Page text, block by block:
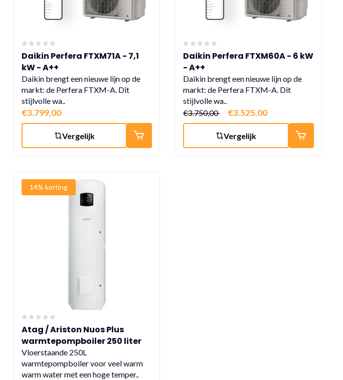
Daikin Perfera FTXM71A - 7,1
kW - A++
Daikin brengt een nieuwe lijn op de
markt: de Perfera FTXM-A. Dit
stijlvolle wa..
€3.799,00
Vergelijk
Daikin Perfera FTXM60A - 6 kW
- A++
Daikin brengt een nieuwe lijn op de
markt: de Perfera FTXM-A. Dit
stijlvolle wa..
€3.750,00
€3.525,00
Vergelijk
14% korting
Atag / Ariston Nuos Plus
warmtepompboiler 250 liter
warmtepompboiler met wifi
(subsidie € 925,-)
Vloerstaande 250L
warmtepompboiler voor veel warm
warm water met een hoge temper..